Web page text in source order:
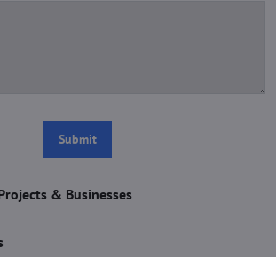
Submit
& Businesses